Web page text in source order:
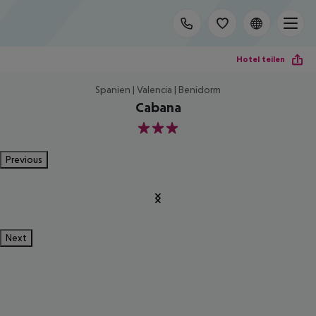
Hotel teilen
Spanien | Valencia | Benidorm
Cabana
3
Previous
Next